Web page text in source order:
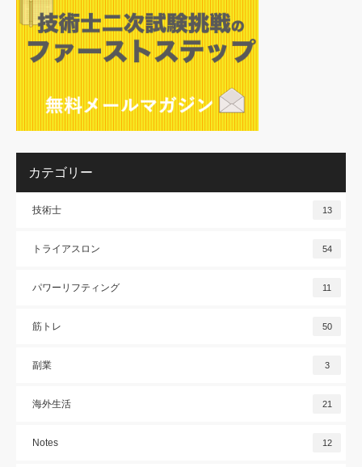
カテゴリー
技術士 13
トライアスロン 54
パワーリフティング 11
筋トレ 50
副業 3
海外生活 21
Notes 12